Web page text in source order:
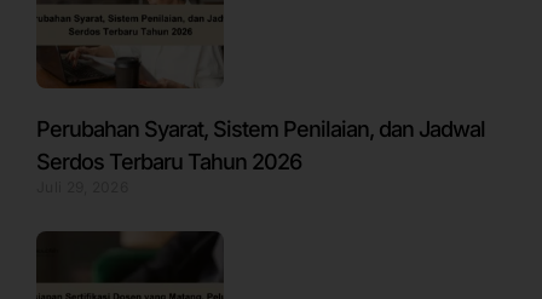
Perubahan Syarat, Sistem Penilaian, dan Jadwal
Serdos Terbaru Tahun 2026